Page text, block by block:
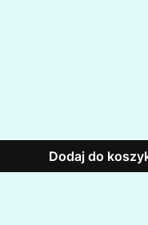
Dodaj do